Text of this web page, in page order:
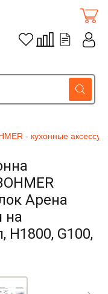
- кухонные
Арена
на
G100,